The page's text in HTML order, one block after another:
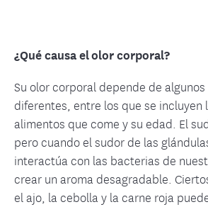
¿Qué causa el olor corporal?
Su olor corporal depende de
diferentes, entre los que se incluyen
alimentos que come y su edad. El
pero cuando el sudor de las
interactúa con las bacterias de
crear un aroma desagradable.
el ajo, la cebolla y la carne roja